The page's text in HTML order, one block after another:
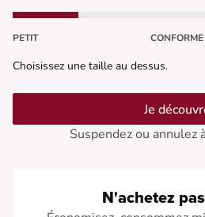
PETIT CONFORME
Choisissez une taille au dessus.
Je
Suspendez ou annulez
N'achetez